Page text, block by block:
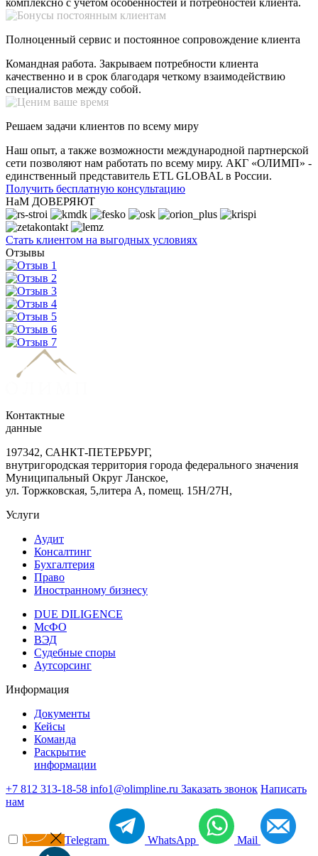
комплексно с учетом особенностей и потребностей клиента.
Полноценный сервис и постоянное сопровождение клиента
Командная работа. Закрываем потребности клиента
качественно и в срок благодаря четкому взаимодействию
специалистов между собой.
Решаем задачи клиентов по всему миру
Наш опыт, а также возможности международной партнерской
сети позволяют нам работать по всему миру. АКГ «ОЛИМП» -
единственный представитель ETL GLOBAL в России.
Получить бесплатную консультацию
НаМ ДОВЕРЯЮТ
Стать клиентом на выгодных условиях
Отзывы
Контактные
данные
197342, САНКТ-ПЕТЕРБУРГ,
внутригородская территория города федерального значения
Муниципальный Округ Ланское,
ул. Торжковская, 5,литера А, помещ. 15Н/27Н,
Услуги
Аудит
Консалтинг
Бухгалтерия
Право
Иностранному бизнесу
DUE DILIGENCE
МсФО
ВЭД
Судебные споры
Аутсорсинг
Информация
Документы
Кейсы
Команда
Раскрытие
информации
+7 812 313-18-58 info1@olimpline.ru Заказать звонок Написать
нам
Telegram WhatsApp Mail